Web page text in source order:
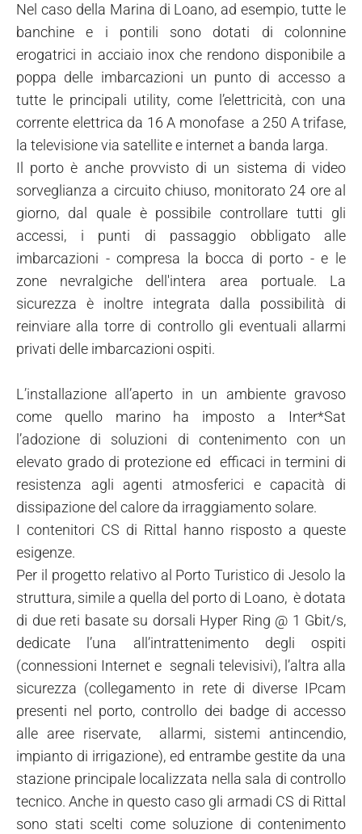
Nel caso della Marina di Loano, ad esempio, tutte le
banchine e i pontili sono dotati di colonnine
erogatrici in acciaio inox che rendono disponibile a
poppa delle imbarcazioni un punto di accesso a
tutte le principali utility, come l’elettricità, con una
corrente elettrica da 16 A monofase a 250 A trifase,
la televisione via satellite e internet a banda larga.
Il porto è anche provvisto di un sistema di video
sorveglianza a circuito chiuso, monitorato 24 ore al
giorno, dal quale è possibile controllare tutti gli
accessi, i punti di passaggio obbligato alle
imbarcazioni - compresa la bocca di porto - e le
zone nevralgiche dell'intera area portuale. La
sicurezza è inoltre integrata dalla possibilità di
reinviare alla torre di controllo gli eventuali allarmi
privati delle imbarcazioni ospiti.
L’installazione all’aperto in un ambiente gravoso
come quello marino ha imposto a Inter*Sat
l’adozione di soluzioni di contenimento con un
elevato grado di protezione ed efficaci in termini di
resistenza agli agenti atmosferici e capacità di
dissipazione del calore da irraggiamento solare.
I contenitori CS di Rittal hanno risposto a queste
esigenze.
Per il progetto relativo al Porto Turistico di Jesolo la
struttura, simile a quella del porto di Loano, è dotata
di due reti basate su dorsali Hyper Ring @ 1 Gbit/s,
dedicate l’una all’intrattenimento degli ospiti
(connessioni Internet e segnali televisivi), l’altra alla
sicurezza (collegamento in rete di diverse IPcam
presenti nel porto, controllo dei badge di accesso
alle aree riservate, allarmi, sistemi antincendio,
impianto di irrigazione), ed entrambe gestite da una
stazione principale localizzata nella sala di controllo
tecnico. Anche in questo caso gli armadi CS di Rittal
sono stati scelti come soluzione di contenimento